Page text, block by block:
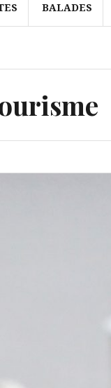
BALADES